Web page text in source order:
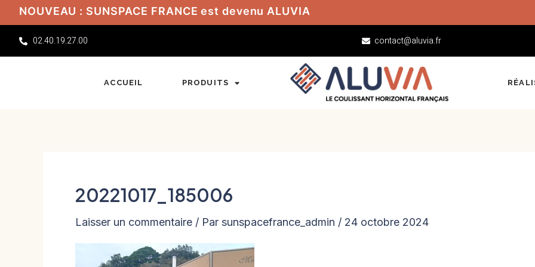
Aller
au
contenu
NOUVEAU : SUNSPACE FRANCE est devenu ALUVIA
02.40.19.27.00 contact@aluvia.fr
ACCUEIL PRODUITS
20221017_185006
Laisser un commentaire / Par sunspacefrance_admin / 24 octobre 2024